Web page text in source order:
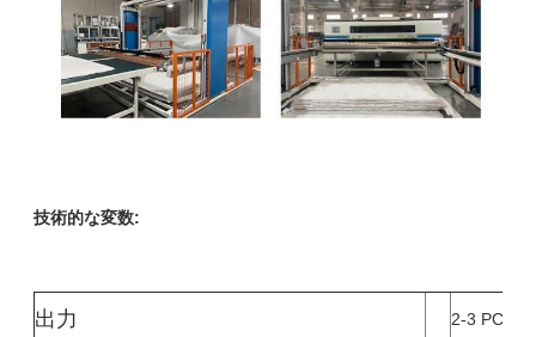
技術的な変数:
出力 2-3 PC/分